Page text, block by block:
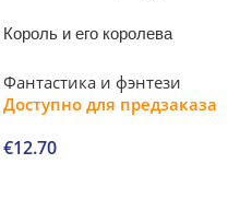
Король и его королева
Фантастика и фэнтези
Доступно для предзаказа
€12.70